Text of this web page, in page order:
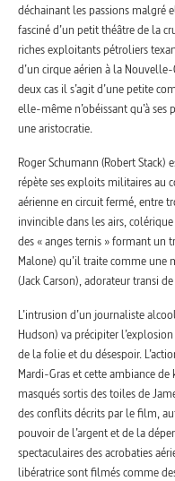
déchainant les passions malgré
fasciné d’un petit théâtre de la
riches exploitants pétroliers
d’un cirque aérien à la
deux cas il s’agit d’une petite
elle-même n’obéissant qu’à
une aristocratie.
Roger Schumann (Robert Stack)
répète ses exploits militaires au
aérienne en circuit fermé, entre
invincible dans les airs,
des « anges ternis » formant un
Malone) qu’il traite comme une
(Jack Carson), adorateur transi
L’intrusion d’un journaliste
Hudson) va précipiter
de la folie et du désespoir.
Mardi-Gras et cette ambiance
masqués sortis des toiles de
des conflits décrits par le film,
pouvoir de l’argent et de la
spectaculaires des acrobaties
libératrice sont filmés comme